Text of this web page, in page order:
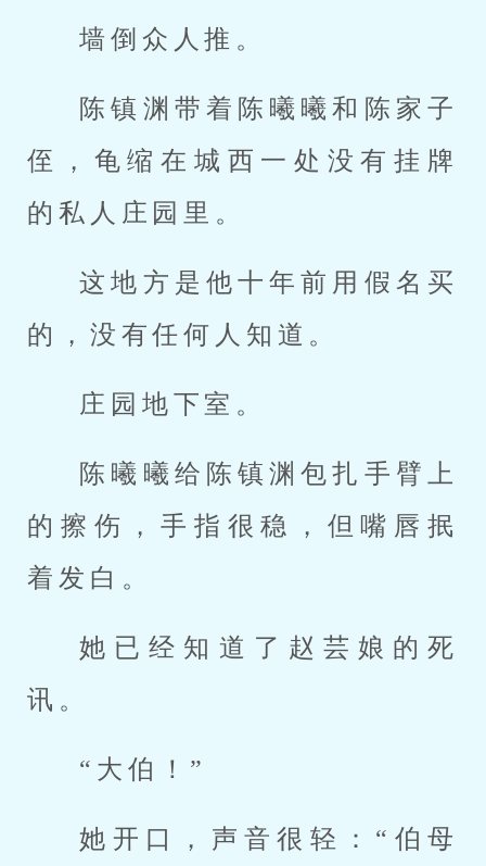
墙倒众人推。
陈镇渊带着陈曦曦和陈家子
侄，龟缩在城西一处没有挂牌
的私人庄园里。
这地方是他十年前用假名买
的，没有任何人知道。
庄园地下室。
陈曦曦给陈镇渊包扎手臂上
的擦伤，手指很稳，但嘴唇抿
着发白。
她已经知道了赵芸娘的死
讯。
“大伯！”
她开口，声音很轻：“伯母